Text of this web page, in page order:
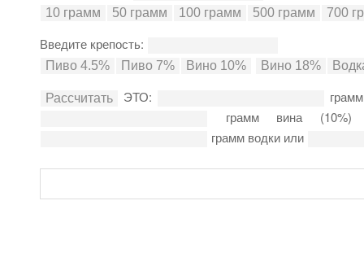
Введите крепость:
ЭТО:
грамм вина
грамм водки или